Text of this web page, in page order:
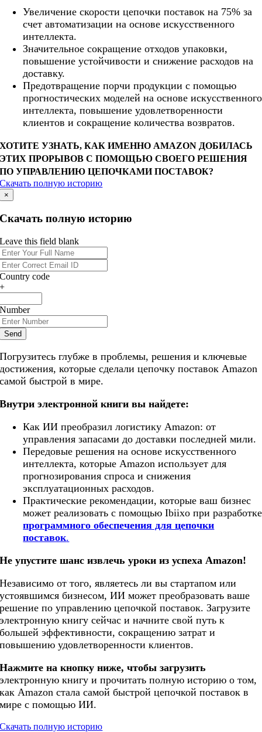
Увеличение скорости цепочки поставок на 75% за
счет автоматизации на основе искусственного
интеллекта.
Значительное сокращение отходов упаковки,
повышение устойчивости и снижение расходов на
доставку.
Предотвращение порчи продукции с помощью
прогностических моделей на основе искусственного
интеллекта, повышение удовлетворенности
клиентов и сокращение количества возвратов.
ХОТИТЕ УЗНАТЬ, КАК ИМЕННО AMAZON ДОБИЛАСЬ
ЭТИХ ПРОРЫВОВ С ПОМОЩЬЮ СВОЕГО РЕШЕНИЯ
ПО УПРАВЛЕНИЮ ЦЕПОЧКАМИ ПОСТАВОК?
Скачать полную историю
×
Скачать полную историю
Leave this field blank
Country code
+
Number
Send
Погрузитесь глубже в проблемы, решения и ключевые
достижения, которые сделали цепочку поставок Amazon
самой быстрой в мире.
Внутри электронной книги вы найдете:
Как ИИ преобразил логистику Amazon: от
управления запасами до доставки последней мили.
Передовые решения на основе искусственного
интеллекта, которые Amazon использует для
прогнозирования спроса и снижения
эксплуатационных расходов.
Практические рекомендации, которые ваш бизнес
может реализовать с помощью Ibiixo при разработке
программного обеспечения для цепочки
поставок.
Не упустите шанс извлечь уроки из успеха Amazon!
Независимо от того, являетесь ли вы стартапом или
устоявшимся бизнесом, ИИ может преобразовать ваше
решение по управлению цепочкой поставок. Загрузите
электронную книгу сейчас и начните свой путь к
большей эффективности, сокращению затрат и
повышению удовлетворенности клиентов.
Нажмите на кнопку ниже, чтобы загрузить
электронную книгу и прочитать полную историю о том,
как Amazon стала самой быстрой цепочкой поставок в
мире с помощью ИИ.
Скачать полную историю